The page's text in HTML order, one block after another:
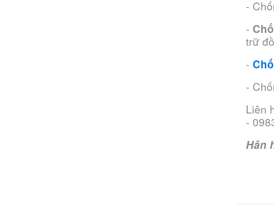
-
-
trữ
-
-
Liên
-
Hân